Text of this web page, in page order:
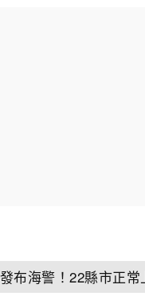
布海警！22縣市正常